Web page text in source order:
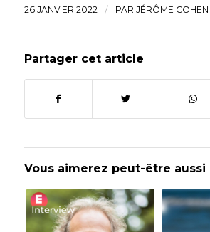
26 JANVIER 2022 / PAR JÉRÔME COHEN
Partager cet article
Vous aimerez peut-être aussi